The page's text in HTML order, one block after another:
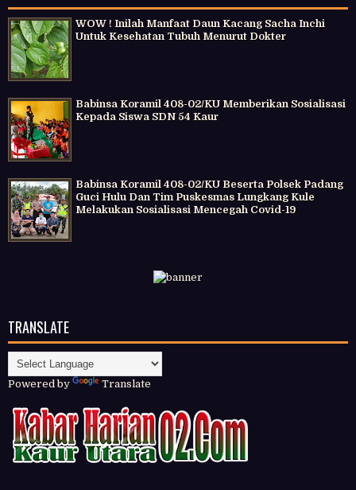
WOW ! Inilah Manfaat Daun Kacang Sacha Inchi
Untuk Kesehatan Tubuh Menurut Dokter
Babinsa Koramil 408-02/KU Memberikan Sosialisasi
Kepada Siswa SDN 54 Kaur
Babinsa Koramil 408-02/KU Beserta Polsek Padang
Guci Hulu Dan Tim Puskesmas Lungkang Kule
Melakukan Sosialisasi Mencegah Covid-19
TRANSLATE
Powered by Translate